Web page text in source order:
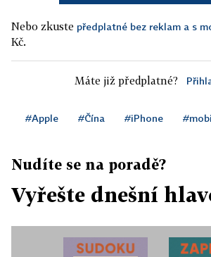
Nebo zkuste předplatné bez reklam a s
Kč.
Máte již předplatné?
#Apple #Čína #iPhone
Nudíte se na poradě?
Vyřešte dnešní